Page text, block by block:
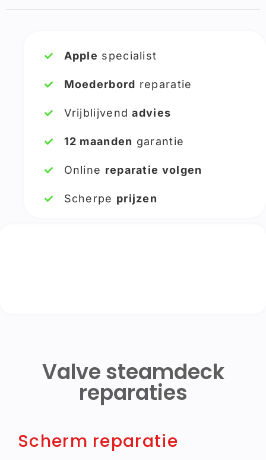
Apple specialist
Moederbord reparatie
Vrijblijvendadvies
12 maanden garantie
Online reparatie volgen
Scherpe prijzen
Valve steamdeck
reparaties
Scherm reparatie